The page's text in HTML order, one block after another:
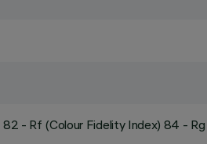
82 - Rf (Colour Fidelity Index) 84 -